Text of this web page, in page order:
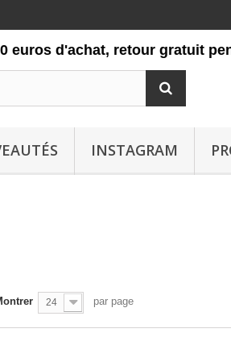
INSTAGRAM
d'achat, retour gratuit pendant
24 par page